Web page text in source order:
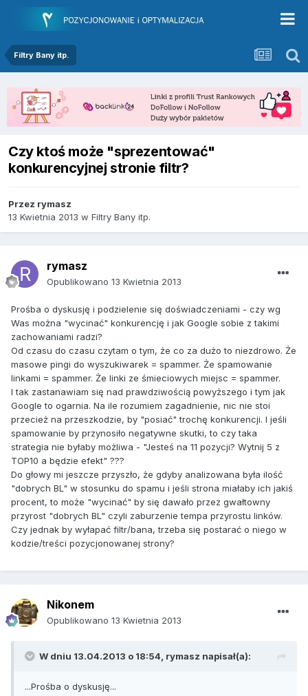
Filtry Bany itp.
Czy ktoś może "sprezentować"
konkurencyjnej stronie filtr?
Przez rymasz
13 Kwietnia 2013 w Filtry Bany itp.
rymasz
Opublikowano 13 Kwietnia 2013
Prośba o dyskusję i podzielenie się doświadczeniami - czy wg
Was można "wycinać" konkurencję i jak Google sobie z takimi
zachowaniami radzi?
Od czasu do czasu czytam o tym, że co za dużo to niezdrowo. Że
masowe pingi do wyszukiwarek = spammer. Że spamowanie
linkami = spammer. Że linki ze śmieciowych miejsc = spammer.
I tak zastanawiam się nad prawdziwością powyższego i tym jak
Google to ogarnia. Na ile rozumiem zagadnienie, nic nie stoi
przecież na przeszkodzie, by "posiać" trochę konkurencji. I jeśli
spamowanie by przynosiło negatywne skutki, to czy taka
strategia nie byłaby możliwa - "Jesteś na 11 pozycji? Wytnij 5 z
TOP10 a będzie efekt" ???
Do głowy mi jeszcze przyszło, że gdyby analizowana była ilość
"dobrych BL" w stosunku do spamu i jeśli strona miałaby ich jakiś
procent, to może "wycinać" by się dawało przez gwałtowny
przyrost "dobrych BL" czyli zaburzenie tempa przyrostu linków.
Czy jednak by wyłapać filtr/bana, trzeba się postarać o niego w
kodzie/treści pozycjonowanej strony?
Nikonem
Opublikowano 13 Kwietnia 2013
W dniu 13.04.2013 o 18:54, rymasz napisał(a):
...Prośba o dyskusję...